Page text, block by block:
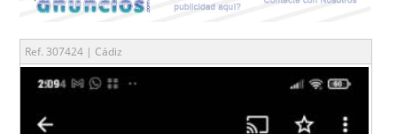
Ref. 307424 | Cádiz